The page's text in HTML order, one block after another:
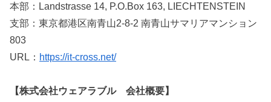
本部：Landstrasse 14, P.O.Box 163, LIECHTENSTEIN
支部：東京都港区南青山2-8-2 南青山サマリアマンション
803
URL： https://it-cross.net/
【株式会社ウェアラブル 会社概要】